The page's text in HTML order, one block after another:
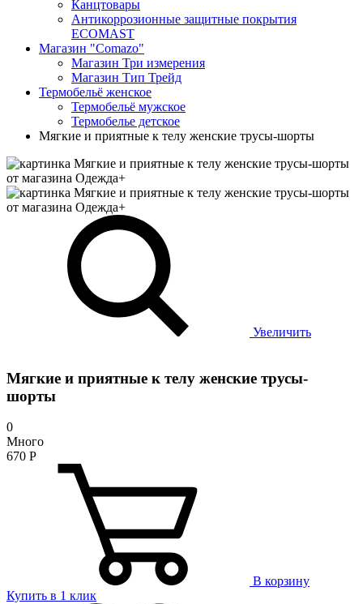
Канцтовары
Антикоррозионные защитные покрытия
ECOMAST
Магазин "Comazo"
Магазин Три измерения
Магазин Тип Трейд
Термобельё женское
Термобельё мужское
Термобелье детское
Мягкие и приятные к телу женские трусы-шорты
Увеличить
Мягкие и приятные к телу женские трусы-
шорты
0
Много
670 Р
В корзину
Купить в 1 клик